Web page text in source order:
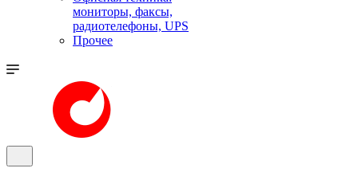
мониторы, факсы,
радиотелефоны, UPS
Прочее